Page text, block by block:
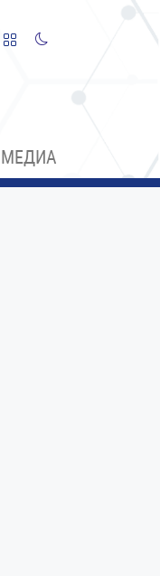
МЕДИА